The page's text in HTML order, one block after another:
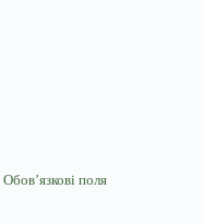
Обов’язкові поля